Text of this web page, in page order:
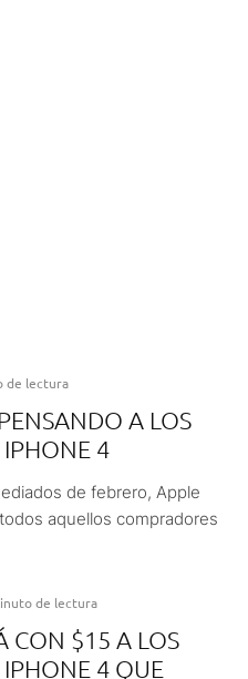
de lectura
A LOS
4
de febrero, Apple
aquellos compradores
de lectura
CON $15 A LOS
4 QUE